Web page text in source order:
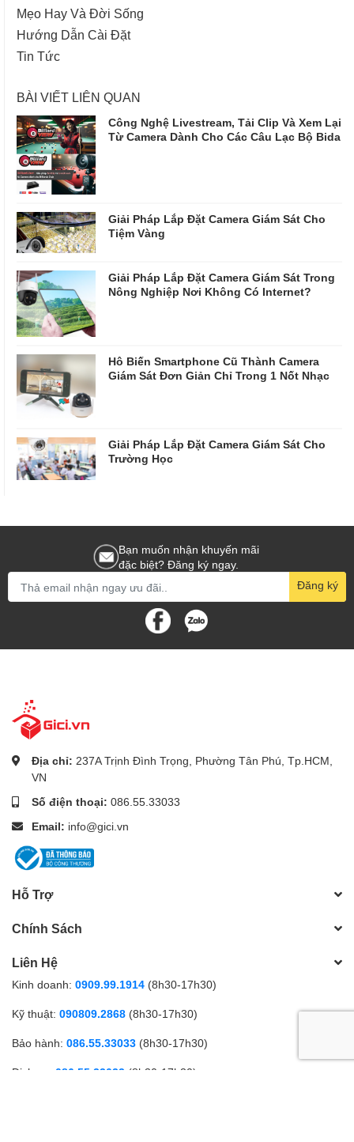
Mẹo Hay Và Đời Sống
Hướng Dẫn Cài Đặt
Tin Tức
BÀI VIẾT LIÊN QUAN
Công Nghệ Livestream, Tải Clip Và Xem Lại
Từ Camera Dành Cho Các Câu Lạc Bộ Bida
Giải Pháp Lắp Đặt Camera Giám Sát Cho
Tiệm Vàng
Giải Pháp Lắp Đặt Camera Giám Sát Trong
Nông Nghiệp Nơi Không Có Internet?
Hô Biến Smartphone Cũ Thành Camera
Giám Sát Đơn Giản Chỉ Trong 1 Nốt Nhạc
Giải Pháp Lắp Đặt Camera Giám Sát Cho
Trường Học
Bạn muốn nhận khuyến mãi
đặc biệt? Đăng ký ngay.
Đăng ký
Địa chỉ: 237A Trịnh Đình Trọng, Phường Tân Phú, Tp.HCM,
VN
Số điện thoại: 086.55.33033
Email: info@gici.vn
Hỗ Trợ
Chính Sách
Liên Hệ
Kinh doanh: 0909.99.1914 (8h30-17h30)
Kỹ thuật: 090809.2868 (8h30-17h30)
Bảo hành: 086.55.33033 (8h30-17h30)
Dịch vụ: 086.55.33033 (8h30-17h30)